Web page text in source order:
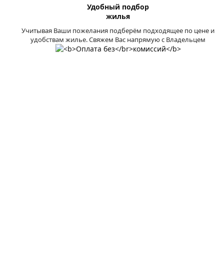
Удобный подбор
жилья
Учитывая Ваши пожелания подберём подходящее по цене и
удобствам жилье. Свяжем Вас напрямую с Владельцем